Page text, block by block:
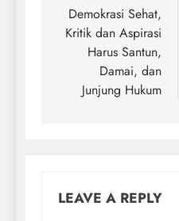
Demokrasi Sehat,
Kritik dan Aspirasi
Harus Santun,
Damai, dan
Junjung Hukum
LEAVE A REPLY